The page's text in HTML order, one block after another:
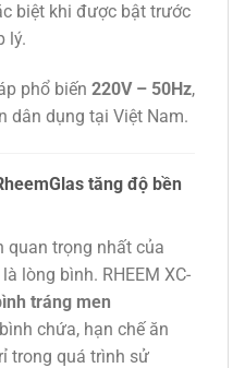
biệt khi được bật trước
lý.
phổ biến 220V – 50Hz,
dân dụng tại Việt Nam.
tăng độ bền
quan trọng nhất của
lòng bình. RHEEM XC-
tráng men
chứa, hạn chế ăn
trong quá trình sử